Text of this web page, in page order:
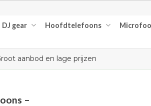
DJ gear Hoofdtelefoons
aanbod en lage prijzen
–